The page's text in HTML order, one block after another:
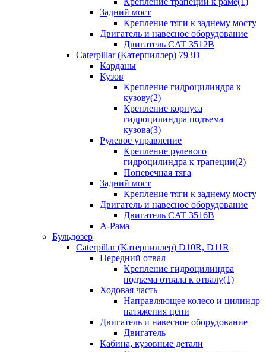
Задний мост
Крепление тяги к заднему мосту
Двигатель и навесное оборудование
Двигатель CAT 3512B
Caterpillar (Катерпиллер) 793D
Карданы
Кузов
Крепление гидроцилиндра к
кузову(2)
Крепление корпуса
гидроцилиндра подъема
кузова(3)
Рулевое управление
Крепление рулевого
гидроцилиндра к трапеции(2)
Поперечная тяга
Задний мост
Крепление тяги к заднему мосту
Двигатель и навесное оборудование
Двигатель CAT 3516B
А-Рама
Бульдозер
Caterpillar (Катерпиллер) D10R, D11R
Передний отвал
Крепление гидроцилиндра
подъема отвала к отвалу(1)
Ходовая часть
Направляющее колесо и цилиндр
натяжения цепи
Двигатель и навесное оборудование
Двигатель
Кабина, кузовные детали